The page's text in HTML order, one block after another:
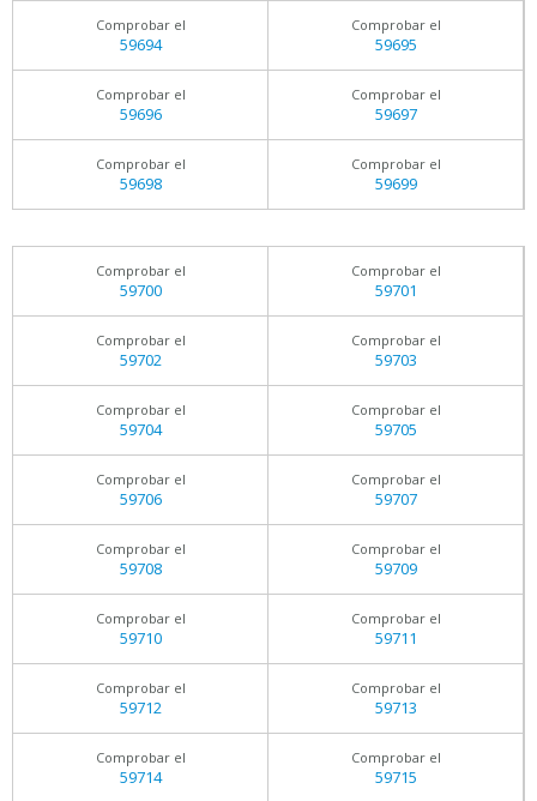
Comprobar el
59694
Comprobar el
59695
Comprobar el
59696
Comprobar el
59697
Comprobar el
59698
Comprobar el
59699
Comprobar el
59700
Comprobar el
59701
Comprobar el
59702
Comprobar el
59703
Comprobar el
59704
Comprobar el
59705
Comprobar el
59706
Comprobar el
59707
Comprobar el
59708
Comprobar el
59709
Comprobar el
59710
Comprobar el
59711
Comprobar el
59712
Comprobar el
59713
Comprobar el
59714
Comprobar el
59715